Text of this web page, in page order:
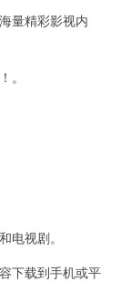
量精彩影视内
视剧。
下载到手机或平